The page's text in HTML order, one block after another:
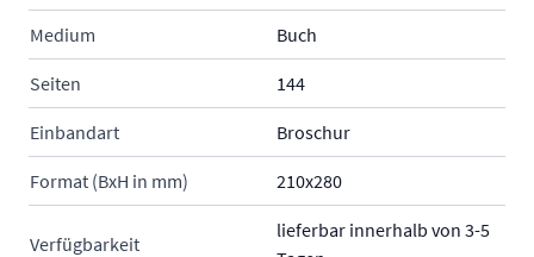
Medium Buch
Seiten 144
Einbandart Broschur
Format (BxH in mm) 210x280
Verfügbarkeit
lieferbar innerhalb von 3-5